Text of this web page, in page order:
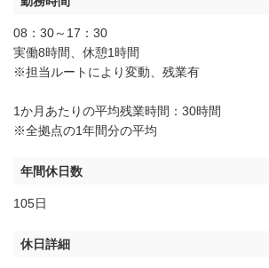
08：30～17：30
実働8時間、休憩1時間
※担当ルートにより変動、残業有
1か月あたりの平均残業時間：30時間
※全拠点の1年間分の平均
年間休日数
105日
休日詳細